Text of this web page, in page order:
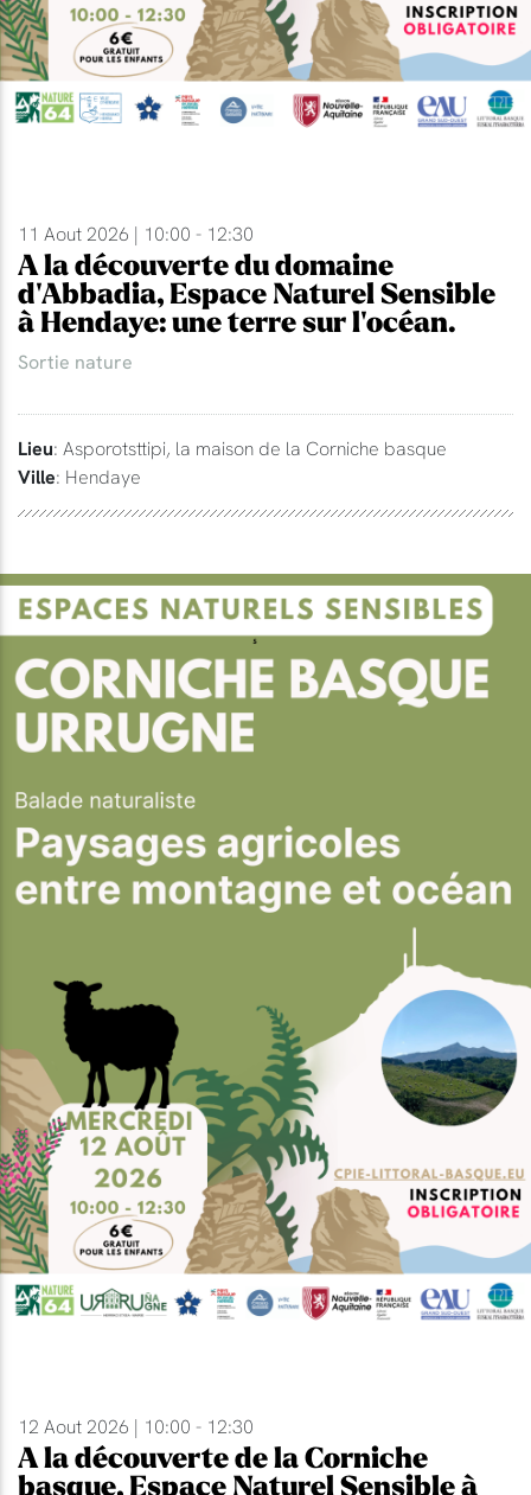
11 Aout 2026 | 10:00 - 12:30
A la découverte du domaine
d'Abbadia, Espace Naturel Sensible
à Hendaye: une terre sur l'océan.
Sortie nature
Lieu: Asporotsttipi, la maison de la Corniche basque
Ville: Hendaye
12 Aout 2026 | 10:00 - 12:30
A la découverte de la Corniche
basque, Espace Naturel Sensible à